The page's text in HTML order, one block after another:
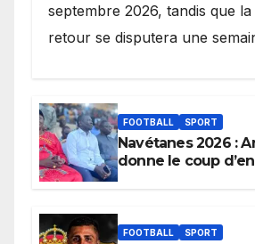
septembre 2026, tandis que
retour se disputera une
FOOTBALL SPORT
Navétanes 2026 :
donne le coup
apaisées.
FOOTBALL SPORT